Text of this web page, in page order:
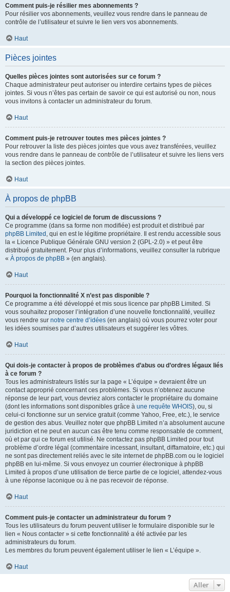
Comment puis-je résilier mes abonnements ?
Pour résilier vos abonnements, veuillez vous rendre dans le panneau de
contrôle de l’utilisateur et suivre le lien vers vos abonnements.
Haut
Pièces jointes
Quelles pièces jointes sont autorisées sur ce forum ?
Chaque administrateur peut autoriser ou interdire certains types de pièces
jointes. Si vous n’êtes pas certain de savoir ce qui est autorisé ou non, nous
vous invitons à contacter un administrateur du forum.
Haut
Comment puis-je retrouver toutes mes pièces jointes ?
Pour retrouver la liste des pièces jointes que vous avez transférées, veuillez
vous rendre dans le panneau de contrôle de l’utilisateur et suivre les liens vers
la section des pièces jointes.
Haut
À propos de phpBB
Qui a développé ce logiciel de forum de discussions ?
Ce programme (dans sa forme non modifiée) est produit et distribué par
phpBB Limited , qui en est le légitime propriétaire. Il est rendu accessible sous
la « Licence Publique Générale GNU version 2 (GPL-2.0) » et peut être
distribué gratuitement. Pour plus d’informations, veuillez consulter la rubrique
« À propos de phpBB » (en anglais).
Haut
Pourquoi la fonctionnalité X n’est pas disponible ?
Ce programme a été développé et mis sous licence par phpBB Limited. Si
vous souhaitez proposer l’intégration d’une nouvelle fonctionnalité, veuillez
vous rendre sur notre centre d’idées (en anglais) où vous pourrez voter pour
les idées soumises par d’autres utilisateurs et suggérer les vôtres.
Haut
Qui dois-je contacter à propos de problèmes d’abus ou d’ordres légaux liés
à ce forum ?
Tous les administrateurs listés sur la page « L’équipe » devraient être un
contact approprié concernant ces problèmes. Si vous n’obtenez aucune
réponse de leur part, vous devriez alors contacter le propriétaire du domaine
(dont les informations sont disponibles grâce à une requête WHOIS), ou, si
celui-ci fonctionne sur un service gratuit (comme Yahoo, Free, etc.), le service
de gestion des abus. Veuillez noter que phpBB Limited n’a absolument aucune
juridiction et ne peut en aucun cas être tenu comme responsable de comment,
où et par qui ce forum est utilisé. Ne contactez pas phpBB Limited pour tout
problème d’ordre légal (commentaire incessant, insultant, diffamatoire, etc.) qui
ne sont pas directement reliés avec le site internet de phpBB.com ou le logiciel
phpBB en lui-même. Si vous envoyez un courrier électronique à phpBB
Limited à propos d’une utilisation de tierce partie de ce logiciel, attendez-vous
à une réponse laconique ou à ne pas recevoir de réponse.
Haut
Comment puis-je contacter un administrateur du forum ?
Tous les utilisateurs du forum peuvent utiliser le formulaire disponible sur le
lien « Nous contacter » si cette fonctionnalité a été activée par les
administrateurs du forum.
Les membres du forum peuvent également utiliser le lien « L’équipe ».
Haut
Aller